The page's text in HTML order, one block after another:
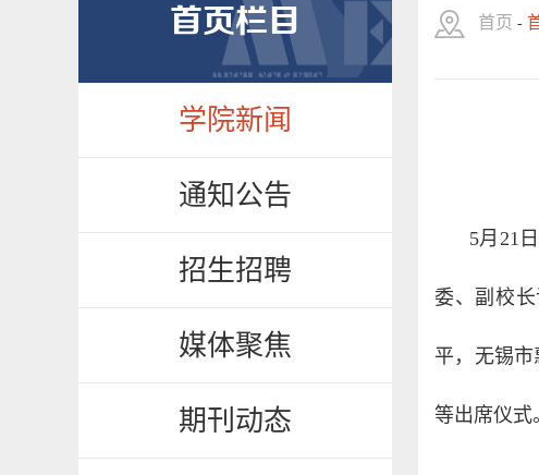
首页栏目
学院新闻
通知公告
招生招聘
媒体聚焦
期刊动态
首页 -
5月21
委、副校
平，无锡
等出席仪式